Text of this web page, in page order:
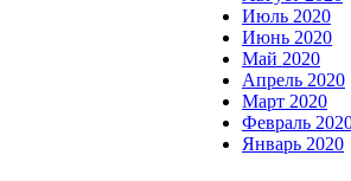
Июль 2020
Июнь 2020
Май 2020
Апрель 2020
Март 2020
Февраль
Январь 2020